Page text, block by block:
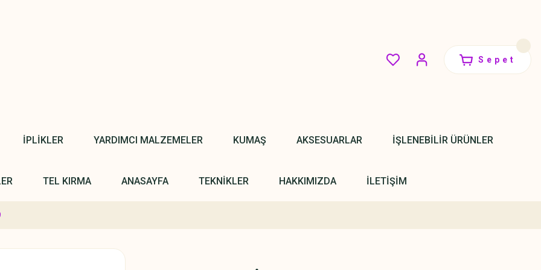
Sepet
İPLİKLER YARDIMCI MALZEMELER KUMAŞ AKSESUARLAR İŞLENEBİLİR ÜRÜNLER
TEL KIRMA ANASAYFA TEKNİKLER HAKKIMIZDA İLETİŞİM